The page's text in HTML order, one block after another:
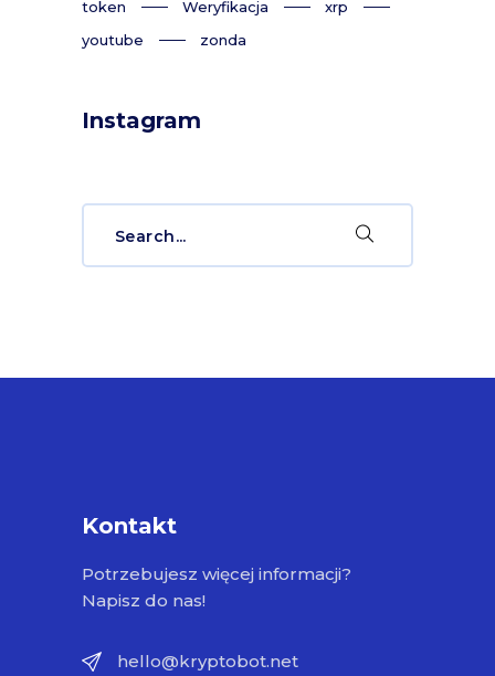
token
Weryfikacja
xrp
youtube
zonda
Instagram
Kontakt
Potrzebujesz więcej informacji?
Napisz do nas!
hello@kryptobot.net